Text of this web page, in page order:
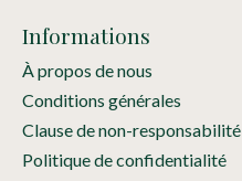
Informations
À propos de nous
Conditions générales
Clause de non-responsabilité
Politique de confidentialité